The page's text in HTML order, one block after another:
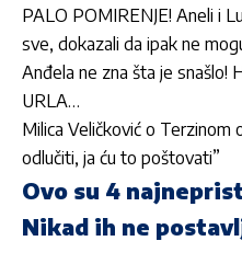
PALO POMIRENJE! Aneli i
sve, dokazali da ipak ne
Anđela ne zna šta je snašlo!
URLA…
Milica Veličković o Terzinom
odlučiti, ja ću to poštovati”
Ovo su 4
Nikad ih ne